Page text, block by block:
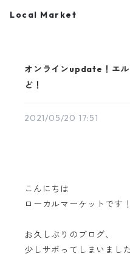
Local Market
オンラインupdate！エ
ど！
2021/05/20 17:51
こんにちは
ローカルマーケットです！
お久しぶりのブログ、
少しサボってしまいまし